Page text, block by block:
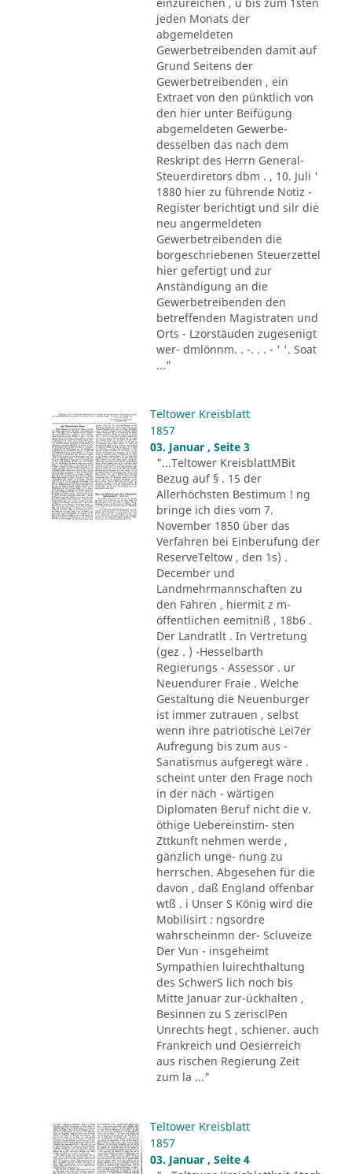
jeden Monats der
abgemeldeten
Gewerbetreibenden damit auf
Grund Seitens der
Gewerbetreibenden , ein
Extraet von den pünktlich von
den hier unter Beifügung
abgemeldeten Gewerbe-
desselben das nach dem
Reskript des Herrn General-
Steuerdiretors dbm . , 10. Juli '
1880 hier zu führende Notiz -
Register berichtigt und silr die
neu angermeldeten
Gewerbetreibenden die
borgeschriebenen Steuerzettel
hier gefertigt und zur
Anständigung an die
Gewerbetreibenden den
betreffenden Magistraten und
Orts - Lzorstäuden zugesenigt
wer- dmlönnm. . -. . . - ' '. Soat
..."
Teltower Kreisblatt
1857
03. Januar , Seite 3
"...Teltower KreisblattMBit
Bezug auf § . 15 der
Allerhöchsten Bestimum ! ng
bringe ich dies vom 7.
November 1850 über das
Verfahren bei Einberufung der
ReserveTeltow , den 1s) .
December und
Landmehrmannschaften zu
den Fahren , hiermit z m-
öffentlichen eemitniß , 18b6 .
Der Landratlt . In Vertretung
(gez . ) -Hesselbarth
Regierungs - Assessor . ur
Neuendurer Fraie . Welche
Gestaltung die Neuenburger
ist immer zutrauen , selbst
wenn ihre patriotische Lei7er
Aufregung bis zum aus -
Sanatismus aufgeregt wäre .
scheint unter den Frage noch
in der näch - wärtigen
Diplomaten Beruf nicht die v.
öthige Uebereinstim- sten
Zttkunft nehmen werde ,
gänzlich unge- nung zu
herrschen. Abgesehen für die
davon , daß England offenbar
wtß . i Unser S König wird die
Mobilisirt : ngsordre
wahrscheinmn der- Scluveize
Der Vun - insgeheimt
Sympathien luirechthaltung
des SchwerS lich noch bis
Mitte Januar zur-ückhalten ,
Besinnen zu S zerisclPen
Unrechts hegt , schiener. auch
Frankreich und Oesierreich
aus rischen Regierung Zeit
zum la ..."
Teltower Kreisblatt
1857
03. Januar , Seite 4